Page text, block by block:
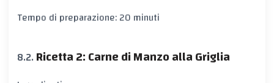
Tempo di preparazione: 20 minuti
Ricetta 2: Carne di Manzo alla Griglia